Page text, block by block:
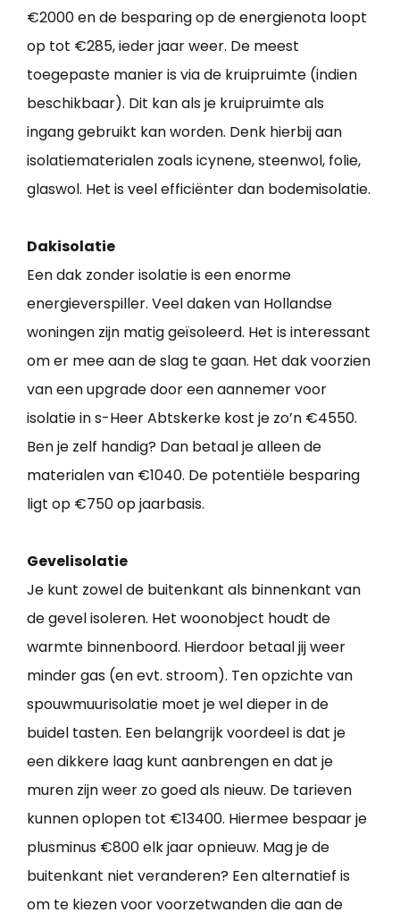
€2000 en de besparing op de energienota loopt
op tot €285, ieder jaar weer. De meest
toegepaste manier is via de kruipruimte (indien
beschikbaar). Dit kan als je kruipruimte als
ingang gebruikt kan worden. Denk hierbij aan
isolatiematerialen zoals icynene, steenwol, folie,
glaswol. Het is veel efficiënter dan bodemisolatie.
Dakisolatie
Een dak zonder isolatie is een enorme
energieverspiller. Veel daken van Hollandse
woningen zijn matig geïsoleerd. Het is interessant
om er mee aan de slag te gaan. Het dak voorzien
van een upgrade door een aannemer voor
isolatie in s-Heer Abtskerke kost je zo’n €4550.
Ben je zelf handig? Dan betaal je alleen de
materialen van €1040. De potentiële besparing
ligt op €750 op jaarbasis.
Gevelisolatie
Je kunt zowel de buitenkant als binnenkant van
de gevel isoleren. Het woonobject houdt de
warmte binnenboord. Hierdoor betaal jij weer
minder gas (en evt. stroom). Ten opzichte van
spouwmuurisolatie moet je wel dieper in de
buidel tasten. Een belangrijk voordeel is dat je
een dikkere laag kunt aanbrengen en dat je
muren zijn weer zo goed als nieuw. De tarieven
kunnen oplopen tot €13400. Hiermee bespaar je
plusminus €800 elk jaar opnieuw. Mag je de
buitenkant niet veranderen? Een alternatief is
om te kiezen voor voorzetwanden die aan de